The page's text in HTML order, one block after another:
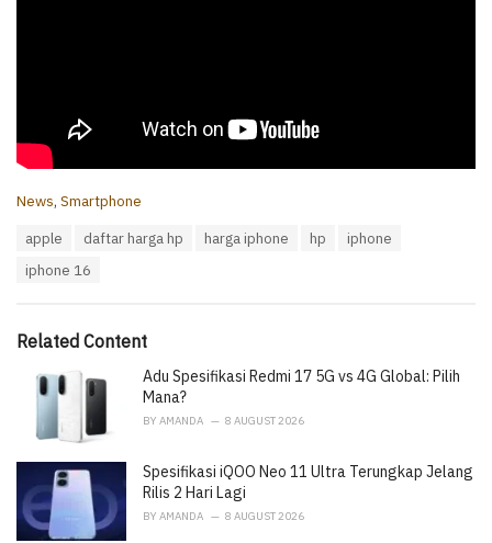
C
i
News, Smartphone
apple daftar harga hp harga iphone hp
iphone
iphone 16
Related Content
Adu Spesifikasi Redmi 17 5G vs 4G Global: Pilih
Mana?
BY AMANDA 8 AUGUST 2026
Spesifikasi iQOO Neo 11 Ultra Terungkap Jelang
Rilis 2 Hari Lagi
BY AMANDA 8 AUGUST 2026